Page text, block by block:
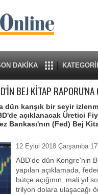
DAKİKA
BEJ KİTAP RAPORU'NA
dün karışık bir seyir
açıklanacak Üretici
Bankası'nın (Fed) Bej
12 Eylül 2018 Çarşamba
ABD'de dün Kongre'nin
yapılan açıklamada,
bütçe açığının, mali yıl
trilyon dolara ulaşacağı